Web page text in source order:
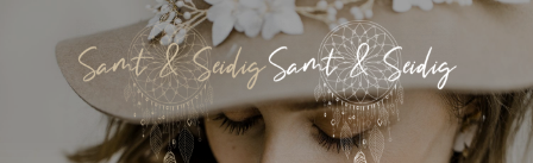
Zum Hauptinhalt springen